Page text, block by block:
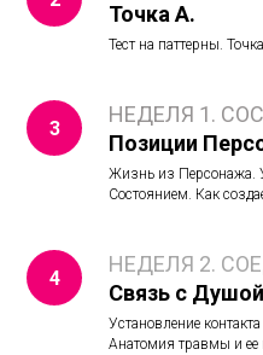
Точка А.
Тест на паттерны.
НЕДЕЛЯ 1.
Позиции
Жизнь из Персонажа.
Состоянием. Как
НЕДЕЛЯ 2.
Связь с Душой
Установление
Анатомия травмы и ее